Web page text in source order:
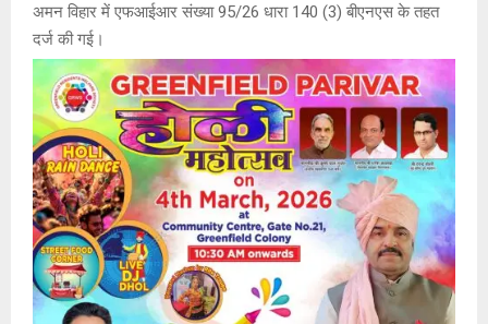
अमन विहार में एफआईआर संख्या 95/26 धारा 140 (3) बीएनएस के तहत
दर्ज की गई।